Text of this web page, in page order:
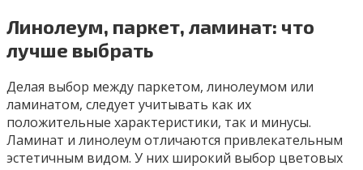
Линолеум, паркет, ламинат: что
лучше выбрать
Делая выбор между паркетом, линолеумом или
ламинатом, следует учитывать как их
положительные характеристики, так и минусы.
Ламинат и линолеум отличаются привлекательным
эстетичным видом. У них широкий выбор цветовых